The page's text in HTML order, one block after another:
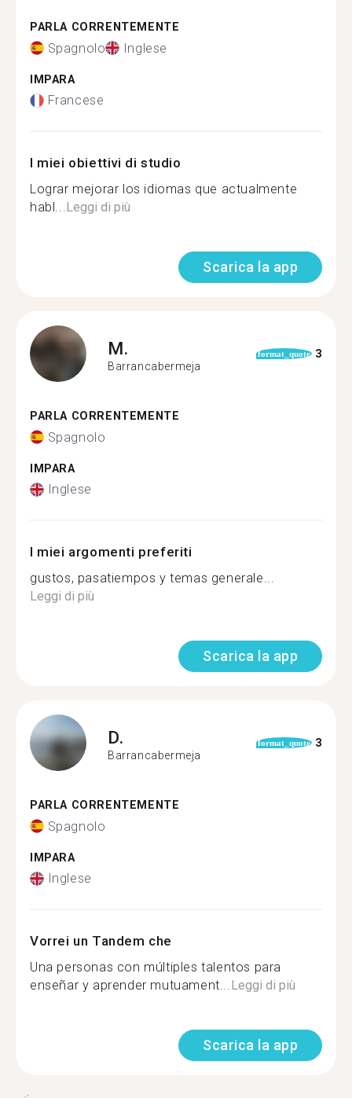
PARLA CORRENTEMENTE
Spagnolo Inglese
IMPARA
Francese
I miei obiettivi di studio
Lograr mejorar los idiomas que actualmente
habl...Leggi di più
Scarica la app
M.
Barrancabermeja
format_quote 3
PARLA CORRENTEMENTE
Spagnolo
IMPARA
Inglese
I miei argomenti preferiti
gustos, pasatiempos y temas generale...
Leggi di più
Scarica la app
D.
Barrancabermeja
format_quote 3
PARLA CORRENTEMENTE
Spagnolo
IMPARA
Inglese
Vorrei un Tandem che
Una personas con múltiples talentos para
enseñar y aprender mutuament...Leggi di più
Scarica la app